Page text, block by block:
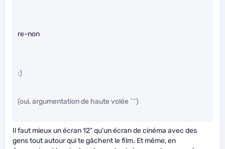
re-non
:)
(oui, argumentation de haute volée ^^)
Il faut mieux un écran 12” qu’un écran de cinéma avec des
gens tout autour qui te gâchent le film. Et même, en